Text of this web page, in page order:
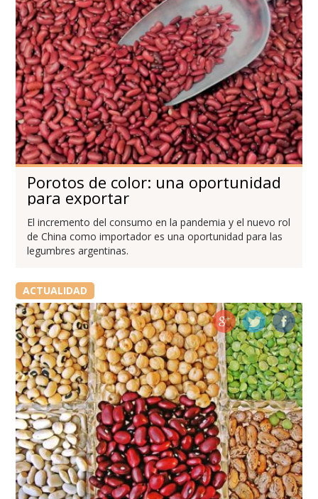
Porotos de color: una oportunidad
para exportar
El incremento del consumo en la pandemia y el nuevo rol
de China como importador es una oportunidad para las
legumbres argentinas.
ACTUALIDAD